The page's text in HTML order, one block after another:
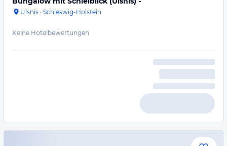
Ulsnis · Schleswig-Holstein
Keine Hotelbewertungen